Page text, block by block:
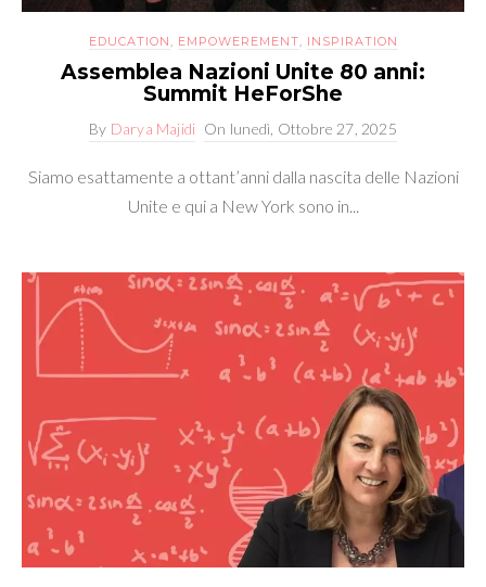
EDUCATION EMPOWEREMENT INSPIRATION
Assemblea Nazioni Unite 80 anni:
Summit HeForShe
By Darya Majidi On lunedì, Ottobre 27, 2025
Siamo esattamente a ottant’anni dalla nascita delle Nazioni
Unite e qui a New York sono in...